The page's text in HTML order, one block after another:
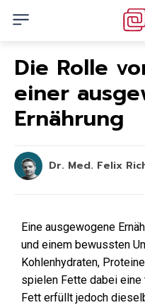
Die Rolle
einer
Ernährung
Dr. Med. Felix
Eine ausgewogene
und einem bewussten
Kohlenhydraten,
spielen Fette dabei eine
Fett erfüllt jedoch